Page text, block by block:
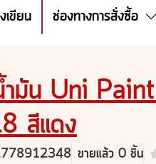
เขียน ช่องทางการสั่งซื้อ
ำมัน Uni
สีแดง
ขายแล้ว 0 ชิ้น